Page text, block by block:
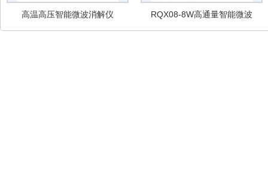
高温高压智能微波消解仪
RQX08-8W高通量智能微波
消解仪